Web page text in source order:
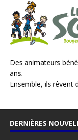
Des animateurs
ans.
Ensemble, ils rêvent
DERNIÈRES